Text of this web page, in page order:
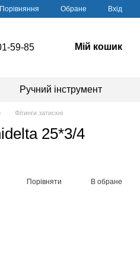
Порівняння Обране Вхід
59-85 Мій кошик
Ручний інструмент
Фітинги затискні
25*3/4
Порівняти В обране